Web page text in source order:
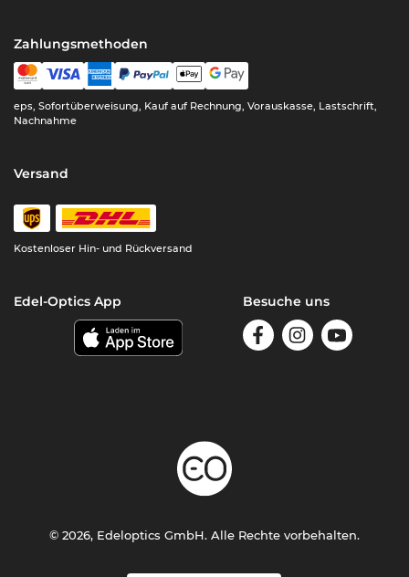
Zahlungsmethoden
eps, Sofortüberweisung, Kauf auf Rechnung, Vorauskasse, Lastschrift,
Nachnahme
Versand
Kostenloser Hin- und Rückversand
Edel-Optics App Besuche uns
© 2026, Edeloptics GmbH. Alle Rechte vorbehalten.